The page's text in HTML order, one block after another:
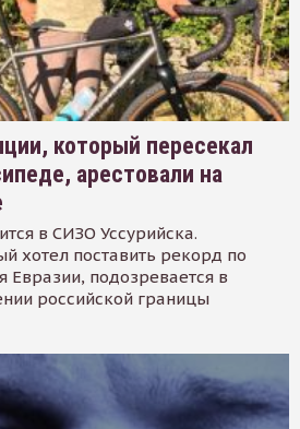
который пересекал
арестовали на
в СИЗО Уссурийска.
хотел поставить рекорд по
Евразии, подозревается в
российской границы